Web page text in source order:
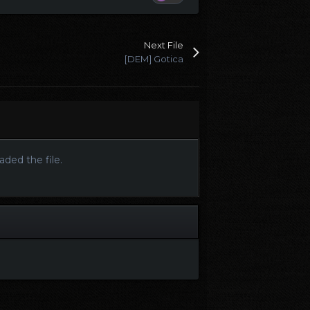
Next File
[DEM] Gotica
the file.